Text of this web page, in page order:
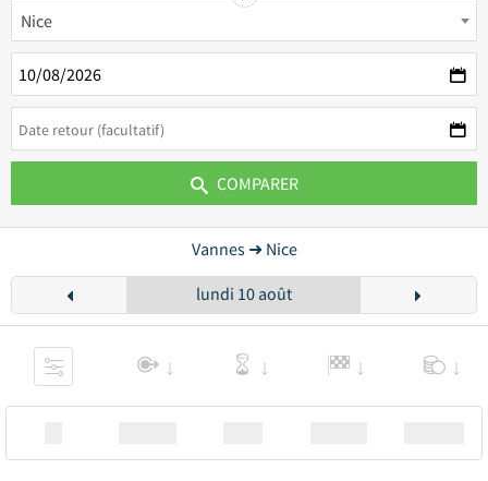
Nice
COMPARER
Vannes ➜ Nice
lundi 10 août